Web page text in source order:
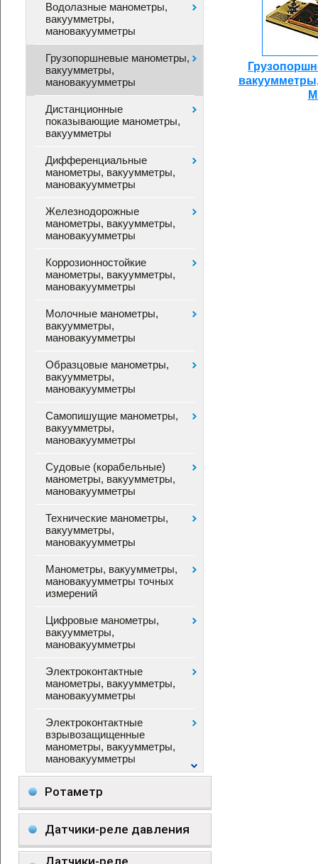
Водолазные манометры,
вакуумметры,
мановакуумметры
Грузопоршневые манометры,
вакуумметры,
мановакуумметры
Дистанционные
показывающие манометры,
вакуумметры
Дифференциальные
манометры, вакуумметры,
мановакуумметры
Железнодорожные
манометры, вакуумметры,
мановакуумметры
Коррозионностойкие
манометры, вакуумметры,
мановакуумметры
Молочные манометры,
вакуумметры,
мановакуумметры
Образцовые манометры,
вакуумметры,
мановакуумметры
Самопишущие манометры,
вакуумметры,
мановакуумметры
Судовые (корабельные)
манометры, вакуумметры,
мановакуумметры
Технические манометры,
вакуумметры,
мановакуумметры
Манометры, вакуумметры,
мановакуумметры точных
измерений
Цифровые манометры,
вакуумметры,
мановакуумметры
Электроконтактные
манометры, вакуумметры,
мановакуумметры
Электроконтактные
взрывозащищенные
манометры, вакуумметры,
мановакуумметры
Ротаметр
Датчики-реле давления
Датчики-реле